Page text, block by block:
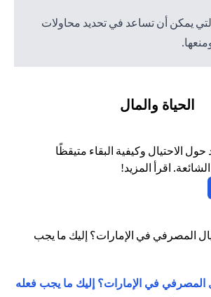
يمكن أن تساعد في تحديد محاولات
الحياة والمال
الاحتيال وكيفية البقاء متيقظًا
اقرأ المزيد!
في الإمارات؟ إليك ما يجب فعله